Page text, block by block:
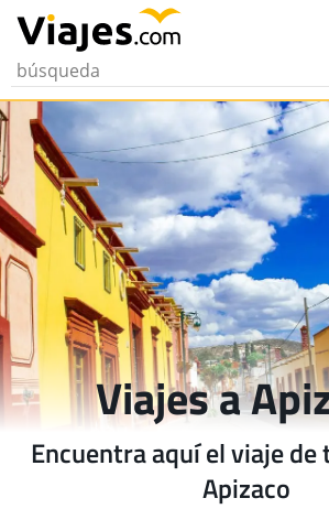
Viajes a
Encuentra aquí el viaje de
Apizaco